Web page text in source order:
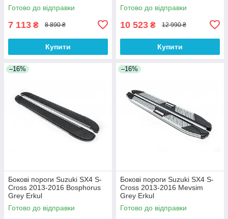
Готово до відправки
7 113 ₴ 8 890 ₴
Купити
Готово до відправки
10 523 ₴ 12 990 ₴
Купити
–16%
Бокові пороги Suzuki SX4 S-
Cross 2013-2016 Bosphorus
Grey Erkul
Готово до відправки
–16%
Бокові пороги Suzuki SX4 S-
Cross 2013-2016 Mevsim
Grey Erkul
Готово до відправки